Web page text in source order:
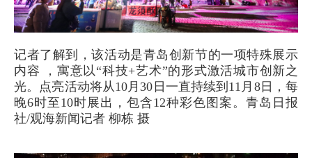
记者了解到，该活动是青岛创新节的一项特殊展示
内容 ，寓意以“科技+艺术”的形式激活城市创新之
光。点亮活动将从10月30日一直持续到11月8日，每
晚6时至10时展出，包含12种彩色图案。青岛日报
社/观海新闻记者 柳栋 摄